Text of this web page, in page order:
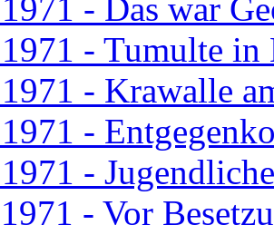
- Das war
- Tumulte in
- Krawalle
-
-
- Vor